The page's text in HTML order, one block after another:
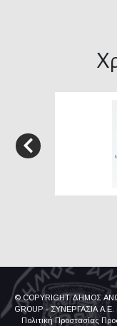
© COPYRIGHT ΔΗΜΟΣ
GROUP - ΣΥΝΕΡΓΑΣΙΑ Α.Ε.
Πολιτική Προστασίας